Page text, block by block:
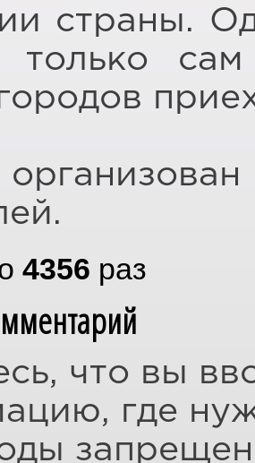
страны.
только
4356 раз
что вы
где